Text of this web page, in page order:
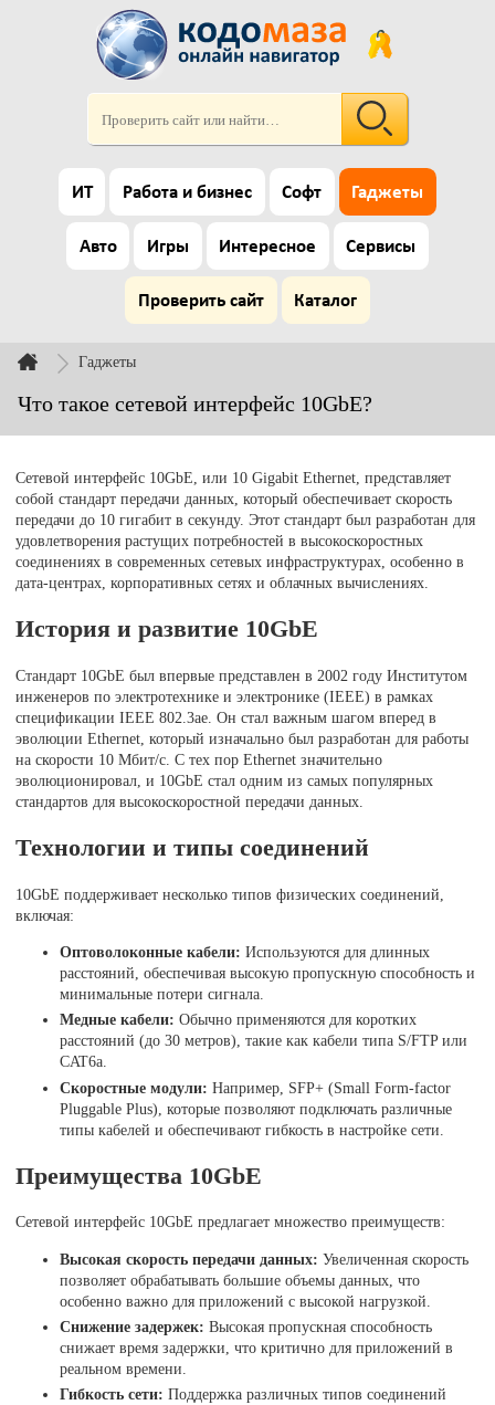
ИТ Работа и бизнес Софт Гаджеты
Авто Игры Интересное Сервисы
Проверить сайт Каталог
Гаджеты
Что такое сетевой интерфейс 10GbE?
Сетевой интерфейс 10GbE, или 10 Gigabit Ethernet, представляет
собой стандарт передачи данных, который обеспечивает скорость
передачи до 10 гигабит в секунду. Этот стандарт был разработан для
удовлетворения растущих потребностей в высокоскоростных
соединениях в современных сетевых инфраструктурах, особенно в
дата-центрах, корпоративных сетях и облачных вычислениях.
История и развитие 10GbE
Стандарт 10GbE был впервые представлен в 2002 году Институтом
инженеров по электротехнике и электронике (IEEE) в рамках
спецификации IEEE 802.3ae. Он стал важным шагом вперед в
эволюции Ethernet, который изначально был разработан для работы
на скорости 10 Мбит/с. С тех пор Ethernet значительно
эволюционировал, и 10GbE стал одним из самых популярных
стандартов для высокоскоростной передачи данных.
Технологии и типы соединений
10GbE поддерживает несколько типов физических соединений,
включая:
Оптоволоконные кабели: Используются для длинных
расстояний, обеспечивая высокую пропускную способность и
минимальные потери сигнала.
Медные кабели: Обычно применяются для коротких
расстояний (до 30 метров), такие как кабели типа S/FTP или
CAT6a.
Скоростные модули: Например, SFP+ (Small Form-factor
Pluggable Plus), которые позволяют подключать различные
типы кабелей и обеспечивают гибкость в настройке сети.
Преимущества 10GbE
Сетевой интерфейс 10GbE предлагает множество преимуществ:
Высокая скорость передачи данных: Увеличенная скорость
позволяет обрабатывать большие объемы данных, что
особенно важно для приложений с высокой нагрузкой.
Снижение задержек: Высокая пропускная способность
снижает время задержки, что критично для приложений в
реальном времени.
Гибкость сети: Поддержка различных типов соединений